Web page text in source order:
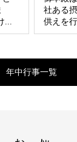
社ある
供えを
年中行事一覧
催し